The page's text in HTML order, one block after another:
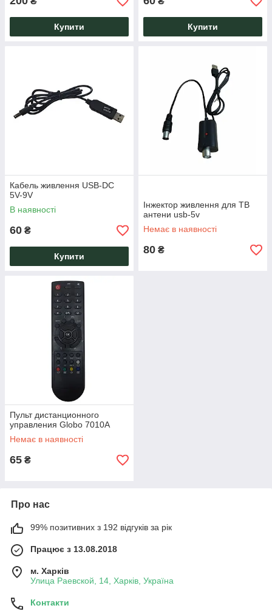
Купити Купити
Кабель живлення USB-DC
5V-9V
В наявності
60 ₴
Купити
Інжектор живлення для ТВ
антени usb-5v
Немає в наявності
80 ₴
Пульт дистанционного
управления Globo 7010A
Немає в наявності
65 ₴
Про нас
99% позитивних з 192 відгуків за рік
Працює з 13.08.2018
м. Харків
Улица Раевской, 14, Харків, Україна
Контакти